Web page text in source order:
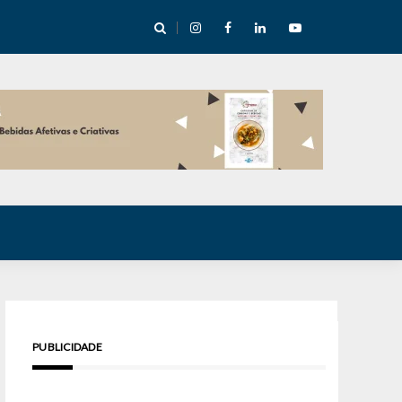
abre mentoria de storytelling com 10 vagas
PUBLICIDADE